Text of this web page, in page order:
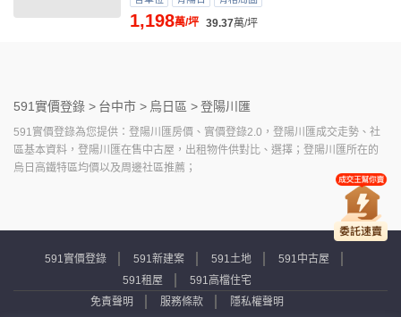
1,198萬/坪 39.37萬/坪
591實價登錄 > 台中市 > 烏日區 >登陽川匯
591實價登錄為您提供：登陽川匯房價、實價登錄2.0，登陽川匯成交走勢、社
區基本資料，登陽川匯在售中古屋，出租物件供對比、選擇；登陽川匯所在的
烏日高鐵特區均價以及周邊社區推薦；
591實價登錄 591新建案 591土地
591中古屋
591租屋
591高檔住宅
免責聲明
服務條款 隱私權聲明